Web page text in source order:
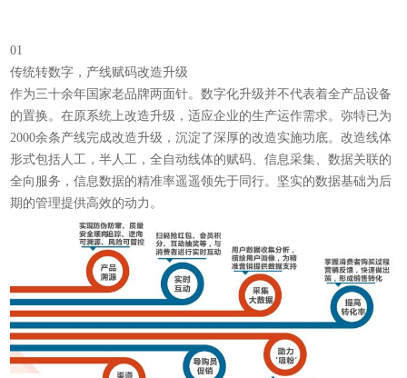
01
传统转数字，产线赋码改造升级
作为三十余年国家老品牌两面针。数字化升级并不代表着全产品设备
的置换。在原系统上改造升级，适应企业的生产运作需求。弥特已为
2000余条产线完成改造升级，沉淀了深厚的改造实施功底。改造线体
形式包括人工，半人工，全自动线体的赋码、信息采集、数据关联的
全向服务，信息数据的精准率遥遥领先于同行。坚实的数据基础为后
期的管理提供高效的动力。